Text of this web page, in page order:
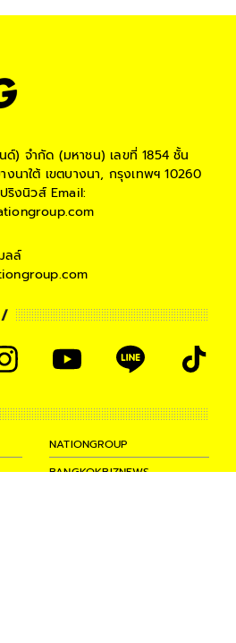
ด์) จำกัด (มหาชน) เลขที่ 1854 ชั้น
งนาใต้ เขตบางนา, กรุงเทพฯ 10260
ริงนิวส์Email:
ลล์
NATIONGROUP
BANGKOKBIZNEWS